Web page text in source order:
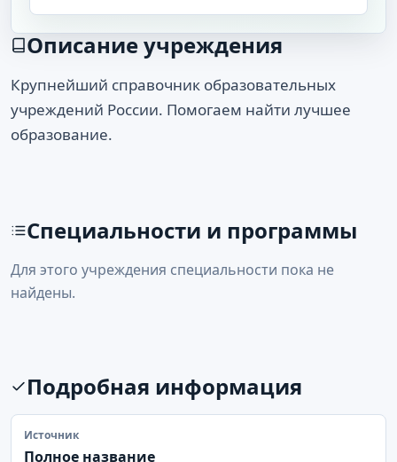
Описание учреждения
Крупнейший справочник образовательных
учреждений России. Помогаем найти лучшее
образование.
Специальности и программы
Для этого учреждения специальности пока не
найдены.
Подробная информация
Источник
Полное название